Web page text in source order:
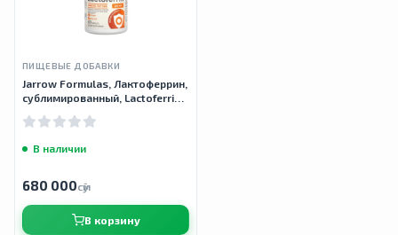
ПИЩЕВЫЕ ДОБАВКИ
Jarrow Formulas, Лактоферрин,
сублимированный, Lactoferrin,
В наличии
680 000сӯм
В корзину